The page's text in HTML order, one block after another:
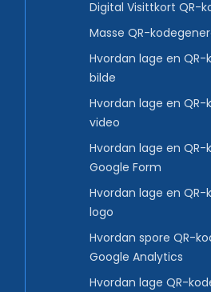
Digital Visittkort QR-
Masse QR-
Hvordan lage en
bilde
Hvordan lage en
video
Hvordan lage en QR-
Google Form
Hvordan lage en
logo
Hvordan spore QR-
Google Analytics
Hvordan lage QR-